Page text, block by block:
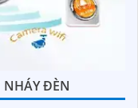
NHÁY ĐÈN